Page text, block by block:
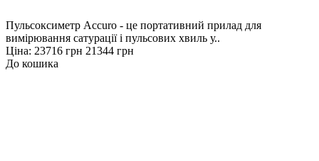
Пульсоксиметр Accuro - це портативний прилад для
вимірювання сатурації і пульсових хвиль у..
Ціна: 23716 грн 21344 грн
До кошика